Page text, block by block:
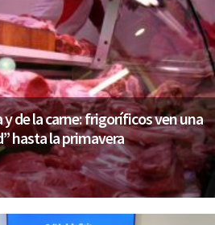
y de la carne: frigoríficos ven una
hasta la primavera